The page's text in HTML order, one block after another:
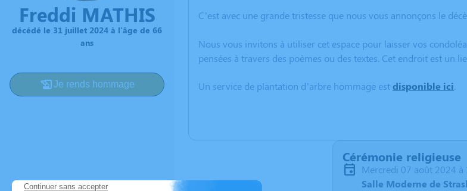
Freddi MATHIS
décédé le 31 juillet 2024 à l'âge de 66
ans
Je rends hommage
C’est avec une grande tristesse que nous vous annonçons le
Nous vous invitons à utiliser cet espace pour laisser vos
pensées à travers des poèmes ou des textes. Cet endroit est un
Un service de plantation d’arbre hommage estdisponible ici.
Cérémonie religieuse
mercredi 07 août 2024
Salle Moderne de